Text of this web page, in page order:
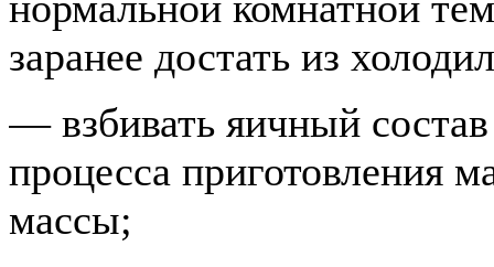
заранее достать из
— взбивать яичный
процесса приготовления
массы;